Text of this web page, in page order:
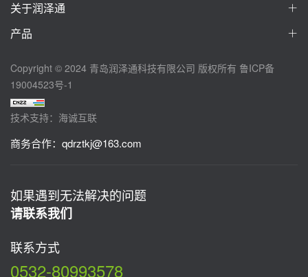
关于润泽通
产品
Copyright © 2024 青岛润泽通科技有限公司 版权所有 鲁ICP备
19004523号-1
技术支持：海诚互联
商务合作： qdrztkj@163.com
如果遇到无法解决的问题
请联系我们
联系方式
0532-80993578